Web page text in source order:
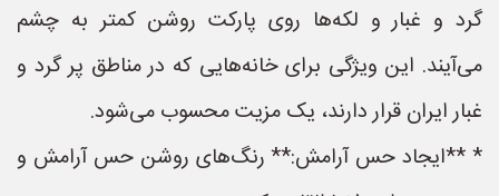
گرد و غبار و لکه‌ها روی پارکت روشن کمتر به چشم
می‌آیند. این ویژگی برای خانه‌هایی که در مناطق پر گرد و
غبار ایران قرار دارند، یک مزیت محسوب می‌شود.
* **ایجاد حس آرامش:** رنگ‌های روشن حس آرامش و